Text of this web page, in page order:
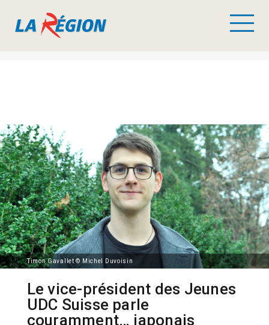
Timon Gavallet © Michel Duvoisin
Le vice-président des Jeunes
UDC Suisse parle
couramment… japonais